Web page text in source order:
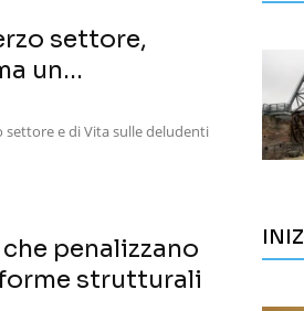
settore,
un...
settore e di Vita sulle deludenti
penalizzano
strutturali